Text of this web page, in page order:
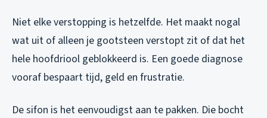
Niet elke verstopping is hetzelfde. Het maakt nogal
wat uit of alleen je gootsteen verstopt zit of dat het
hele hoofdriool geblokkeerd is. Een goede diagnose
vooraf bespaart tijd, geld en frustratie.
De sifon is het eenvoudigst aan te pakken. Die bocht